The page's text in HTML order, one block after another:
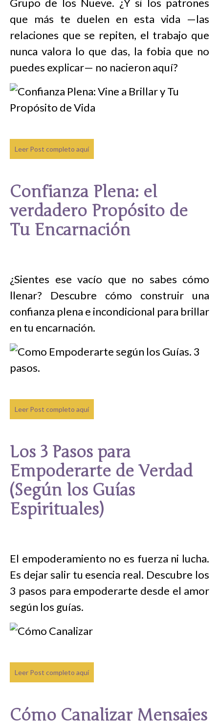
Grupo de los Nueve. ¿Y si los patrones
que más te duelen en esta vida —las
relaciones que se repiten, el trabajo que
nunca valora lo que das, la fobia que no
puedes explicar— no nacieron aquí?
Leer Post completo aquí
Confianza Plena: el
verdadero Propósito de
Tu Encarnación
¿Sientes ese vacío que no sabes cómo
llenar? Descubre cómo construir una
confianza plena e incondicional para brillar
en tu encarnación.
Leer Post completo aquí
Los 3 Pasos para
Empoderarte de Verdad
(Según los Guías
Espirituales)
El empoderamiento no es fuerza ni lucha.
Es dejar salir tu esencia real. Descubre los
3 pasos para empoderarte desde el amor
según los guías.
Leer Post completo aquí
Cómo Canalizar Mensajes